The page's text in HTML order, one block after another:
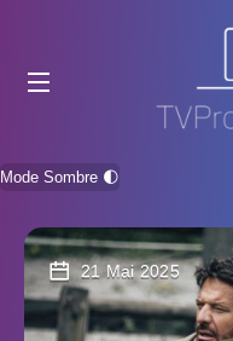
Mode Sombre 🌓
21 Mai 2025